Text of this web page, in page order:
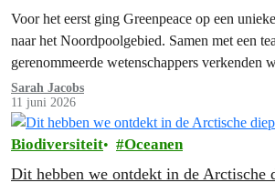
Voor het eerst ging Greenpeace op een
naar het Noordpoolgebied. Samen met een
gerenommeerde wetenschappers verkenden
wonderen van de Arctische diepzee, een van
wildernissen op aarde. En wat we daar
versteld staan.
Sarah Jacobs
11 juni 2026
Biodiversiteit Oceanen
Dit hebben we ontdekt in de Arctische